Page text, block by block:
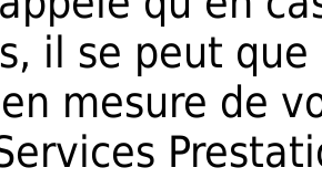
il se peut que
mesure de